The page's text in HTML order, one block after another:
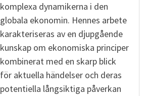
komplexa dynamikerna i den
globala ekonomin. Hennes arbete
karakteriseras av en djupgående
kunskap om ekonomiska principer
kombinerat med en skarp blick
för aktuella händelser och deras
potentiella långsiktiga påverkan